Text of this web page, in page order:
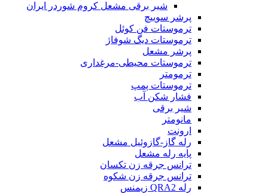
شیر برقی مشعل کروم شوردر ایران
پرشر سوییچ
ترموستات فن کوئل
ترموستات دیگ شوفاژ
پرشر مشعل
ترموستات محیطی-مرغداری
ترمومتر
ترموستات پمپ
فشار شکن آب
شیر برقی
مانومتر
ارونت
رله گاز-گازوئیل مشعل
پایه رله مشعل
ترانس جرقه زن تکسان
ترانس جرقه زن شکوه
رله QRA2 زیمنس